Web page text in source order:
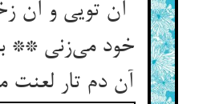
آن تویی و آن
خود می‌‌زنی **